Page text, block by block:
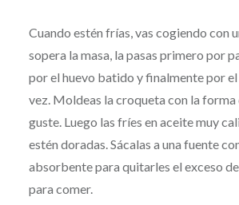
Cuando estén frías, vas cogiendo con
sopera la masa, la pasas primero por
por el huevo batido y finalmente por
vez. Moldeas la croqueta con la forma
guste. Luego las fríes en aceite muy
estén doradas. Sácalas a una fuente
absorbente para quitarles el exceso
para comer.